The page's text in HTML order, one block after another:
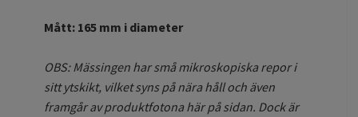
Mått: 165 mm i diameter
OBS: Mässingen har små mikroskopiska repor i
sitt ytskikt, vilket syns på nära håll och även
framgår av produktfotona här på sidan. Dock är